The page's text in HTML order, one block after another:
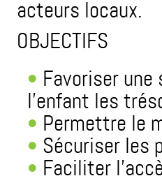
acteurs locaux.
OBJECTIFS
Favoriser
l’enfant les
Permettre le
Sécuriser les
Faciliter